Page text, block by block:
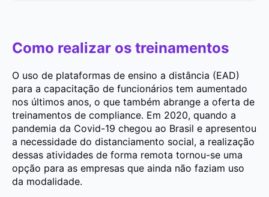
Como realizar os treinamentos
O uso de plataformas de ensino a distância (EAD)
para a capacitação de funcionários tem aumentado
nos últimos anos, o que também abrange a oferta de
treinamentos de compliance. Em 2020, quando a
pandemia da Covid-19 chegou ao Brasil e apresentou
a necessidade do distanciamento social, a realização
dessas atividades de forma remota tornou-se uma
opção para as empresas que ainda não faziam uso
da modalidade.